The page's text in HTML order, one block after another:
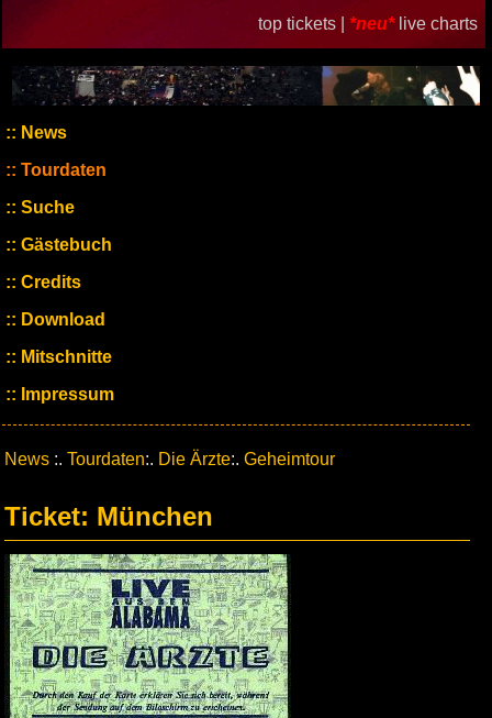
top tickets | *neu* live charts
News
Tourdaten
Suche
Gästebuch
Credits
Download
Mitschnitte
Impressum
News :. Tourdaten:. Die Ärzte:. Geheimtour
Ticket: München